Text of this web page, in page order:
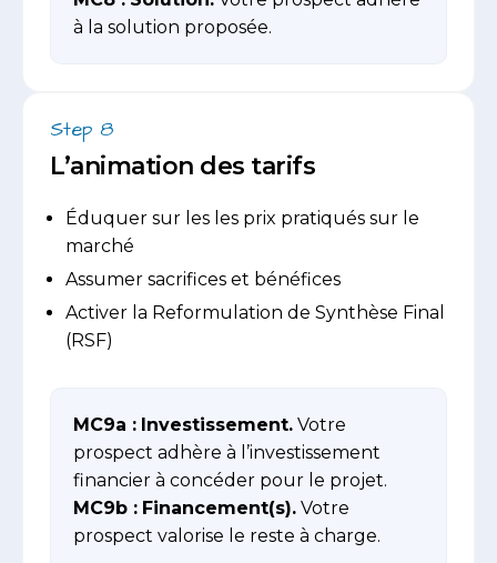
à la solution proposée.
Step 8
L’animation des tarifs
Éduquer sur les les prix pratiqués sur le
marché
Assumer sacrifices et bénéfices
Activer la Reformulation de Synthèse Final
(RSF)
MC9a : Investissement. Votre
prospect adhère à l’investissement
financier à concéder pour le projet.
MC9b : Financement(s). Votre
prospect valorise le reste à charge.